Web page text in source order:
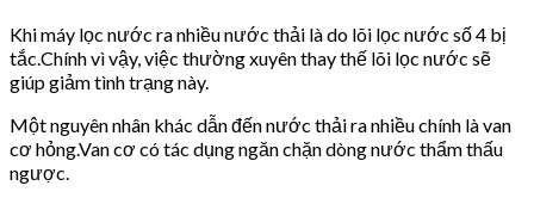
Khi máy lọc nước ra nhiều nước thải là do lõi lọc nước số 4 bị
tắc.Chính vì vậy, việc thường xuyên thay thế lõi lọc nước sẽ
giúp giảm tình trạng này.
Một nguyên nhân khác dẫn đến nước thải ra nhiều chính là van
cơ hỏng.Van cơ có tác dụng ngăn chặn dòng nước thẩm thấu
ngược.